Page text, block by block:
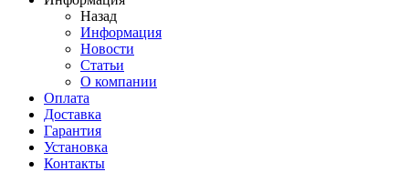
Назад
Информация
Новости
Статьи
О компании
Оплата
Доставка
Гарантия
Установка
Контакты